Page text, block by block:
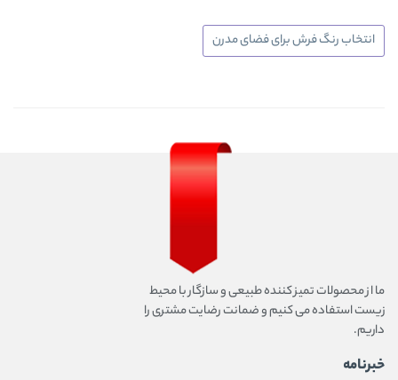
انتخاب رنگ فرش برای فضای مدرن
ما از محصولات تمیز کننده طبیعی و سازگار با محیط
زیست استفاده می کنیم و ضمانت رضایت مشتری را
داریم.
خبرنامه